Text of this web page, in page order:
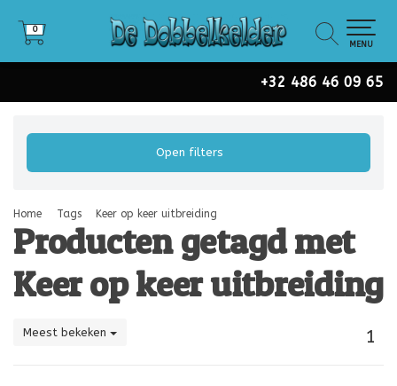
+32 486 46 09 65
0
0
MENU
Open filters
Home Tags Keer op keer uitbreiding
Producten getagd met
Keer op keer uitbreiding
Meest bekeken 1